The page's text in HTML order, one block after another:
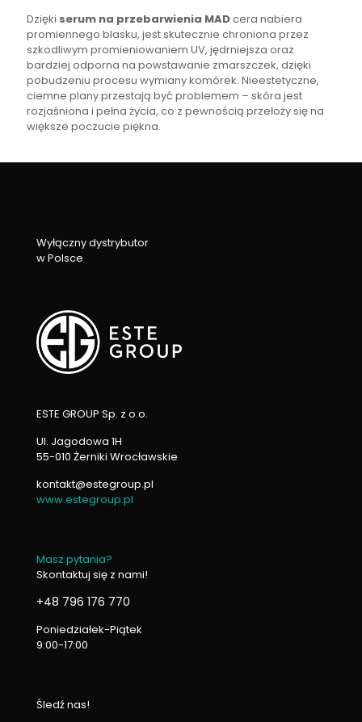
Dzięki serum na przebarwienia MADcera nabiera
promiennego blasku, jest skutecznie chroniona przez
szkodliwym promieniowaniem UV, jędrniejsza oraz
bardziej odporna na powstawanie zmarszczek, dzięki
pobudzeniu procesu wymiany komórek. Nieestetyczne,
ciemne plany przestają być problemem – skóra jest
rozjaśniona i pełna życia, co z pewnością przełoży się na
większe poczucie piękna.
Wyłączny dystrybutor
w Polsce
ESTE GROUP Sp. z o.o.
Ul. Jagodowa 1H
55-010 Żerniki Wrocławskie
kontakt@estegroup.pl
www.estegroup.pl
Masz pytania?
Skontaktuj się z nami!
+48 796 176 770
Poniedziałek-Piątek
9:00-17:00
Śledź nas!